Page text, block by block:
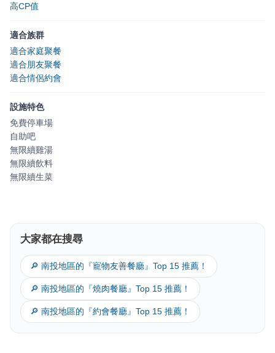
高CP值
適合族群
適合家庭聚餐
適合朋友聚餐
適合情侶約會
設施特色
免費停車場
自助吧
無限續雞湯
無限續飲料
無限續生菜
大家都在搜尋
🔎 南投地區的『寵物友善餐廳』Top 15 推薦！
🔎 南投地區的『燒肉餐廳』Top 15 推薦！
🔎 南投地區的『約會餐廳』Top 15 推薦！